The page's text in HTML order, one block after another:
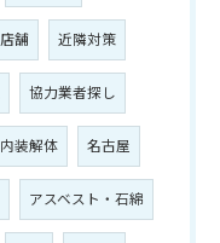
店舗 近隣対策
協力業者探し
内装解体 名古屋
アスベスト・石綿